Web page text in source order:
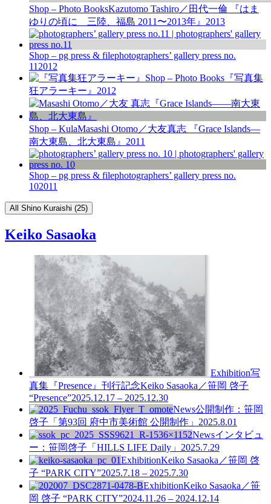
Shop – Photo BooksKazutomo Tashiro／田代一倫 『はま
ゆりの頃に 三陸、福島 2011〜2013年』 2013
Shop – pg press & filephotographers’ gallery press no.
11 2012
Shop – Photo Books 『写真集
狂アラーキー』 2012
Shop – KulaMasashi Otomo／大友真志 『Grace Islands—
南大東島、北大東島』 2011
Shop – pg press & filephotographers’ gallery press no.
102011
All Shino Kuraishi (25)
Keiko Sasaoka
Exhibition写
真集『Presence』刊行記念Keiko Sasaoka／笹岡 啓子
“Presence”2025.12.17 – 2025.12.30
News公開制作：笹岡
啓子「第93回 府中市美術館 公開制作」 2025.8.01
Newsインタビュ
ー：笹岡啓子「HILLS LIFE Daily」 2025.7.29
ExhibitionKeiko Sasaoka／笹岡 啓
子 “PARK CITY”2025.7.18 – 2025.7.30
ExhibitionKeiko Sasaoka／笹
岡 啓子 “PARK CITY”2024.11.26 – 2024.12.14